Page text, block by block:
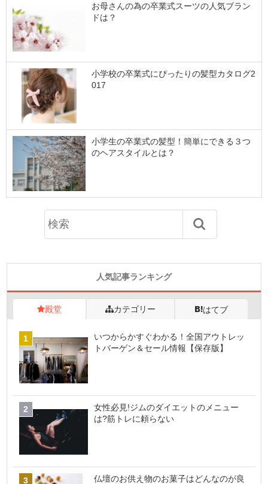
お母さんの為の卒業式スーツの人気ブラン
ドは？
小学校の卒業式にぴったりの髪型カタログ2
017
小学生の卒業式の髪型！簡単にできる３つ
のヘアスタイルとは？
人気記事ランキング
殿堂 カテゴリー はてブ
いつからかすぐわかる！全国アウトレッ
トバーゲン＆セール情報【保存版】
女性必見!ジムのダイエットのメニュー
は?筋トレに頼らない
仏壇のお供え物のお菓子はどんなのが良